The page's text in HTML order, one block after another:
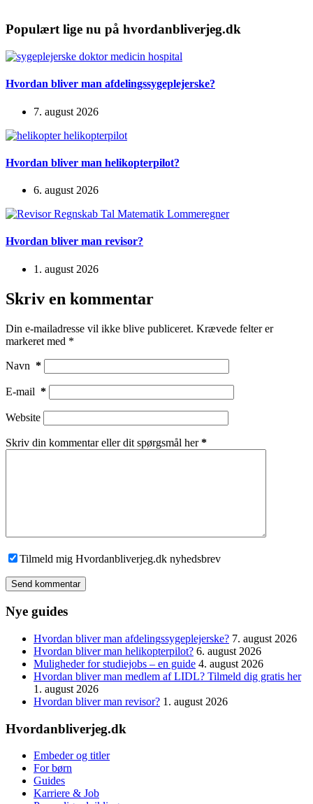
Populært lige nu på hvordanbliverjeg.dk
Hvordan bliver man afdelingssygeplejerske?
7. august 2026
Hvordan bliver man helikopterpilot?
6. august 2026
Hvordan bliver man revisor?
1. august 2026
Skriv en kommentar
Din e-mailadresse vil ikke blive publiceret. Krævede felter er
markeret med *
Navn *
E-mail *
Website
Skriv din kommentar eller dit spørgsmål her*
Tilmeld mig Hvordanbliverjeg.dk nyhedsbrev
Send kommentar
Nye guides
Hvordan bliver man afdelingssygeplejerske? 7. august 2026
Hvordan bliver man helikopterpilot? 6. august 2026
Muligheder for studiejobs – en guide 4. august 2026
Hvordan bliver man medlem af LIDL? Tilmeld dig gratis her
1. august 2026
Hvordan bliver man revisor? 1. august 2026
Hvordanbliverjeg.dk
Embeder og titler
For børn
Guides
Karriere & Job